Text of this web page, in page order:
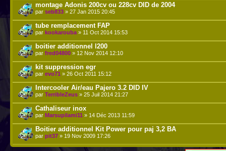
montage Adonis 200cv ou 228cv DID de 2004
par seb833 » 27 Jan 2015 20:45
tube remplacement FAP
par kookarouba » 11 Oct 2014 15:53
boitier additionnel l200
par fred04800 » 12 Nov 2014 12:10
kit suppression egr
par evo71 » 26 Oct 2011 15:12
Intercooler Air/eau Pajero 3.2 DID IV
par TerribleZeus » 25 Juil 2014 21:27
Cathaliseur inox
par Marsupilami11 » 14 Déc 2013 11:59
Boitier additionnel Kit Power pour paj 3,2 BA
par pit37 » 19 Nov 2009 17:26